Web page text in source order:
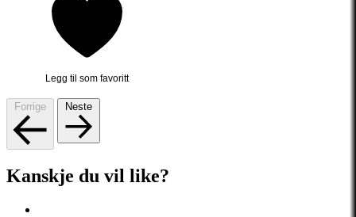
Legg til som favoritt
Forrige Neste
Kanskje du vil like?